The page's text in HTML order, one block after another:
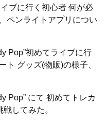
ブに行く初心者 何が必
ペンライトアプリについ
Pop”初めてライブに行
ト グッズ(物販)の様子、
Pop” にて 初めてトレカ
してみた。